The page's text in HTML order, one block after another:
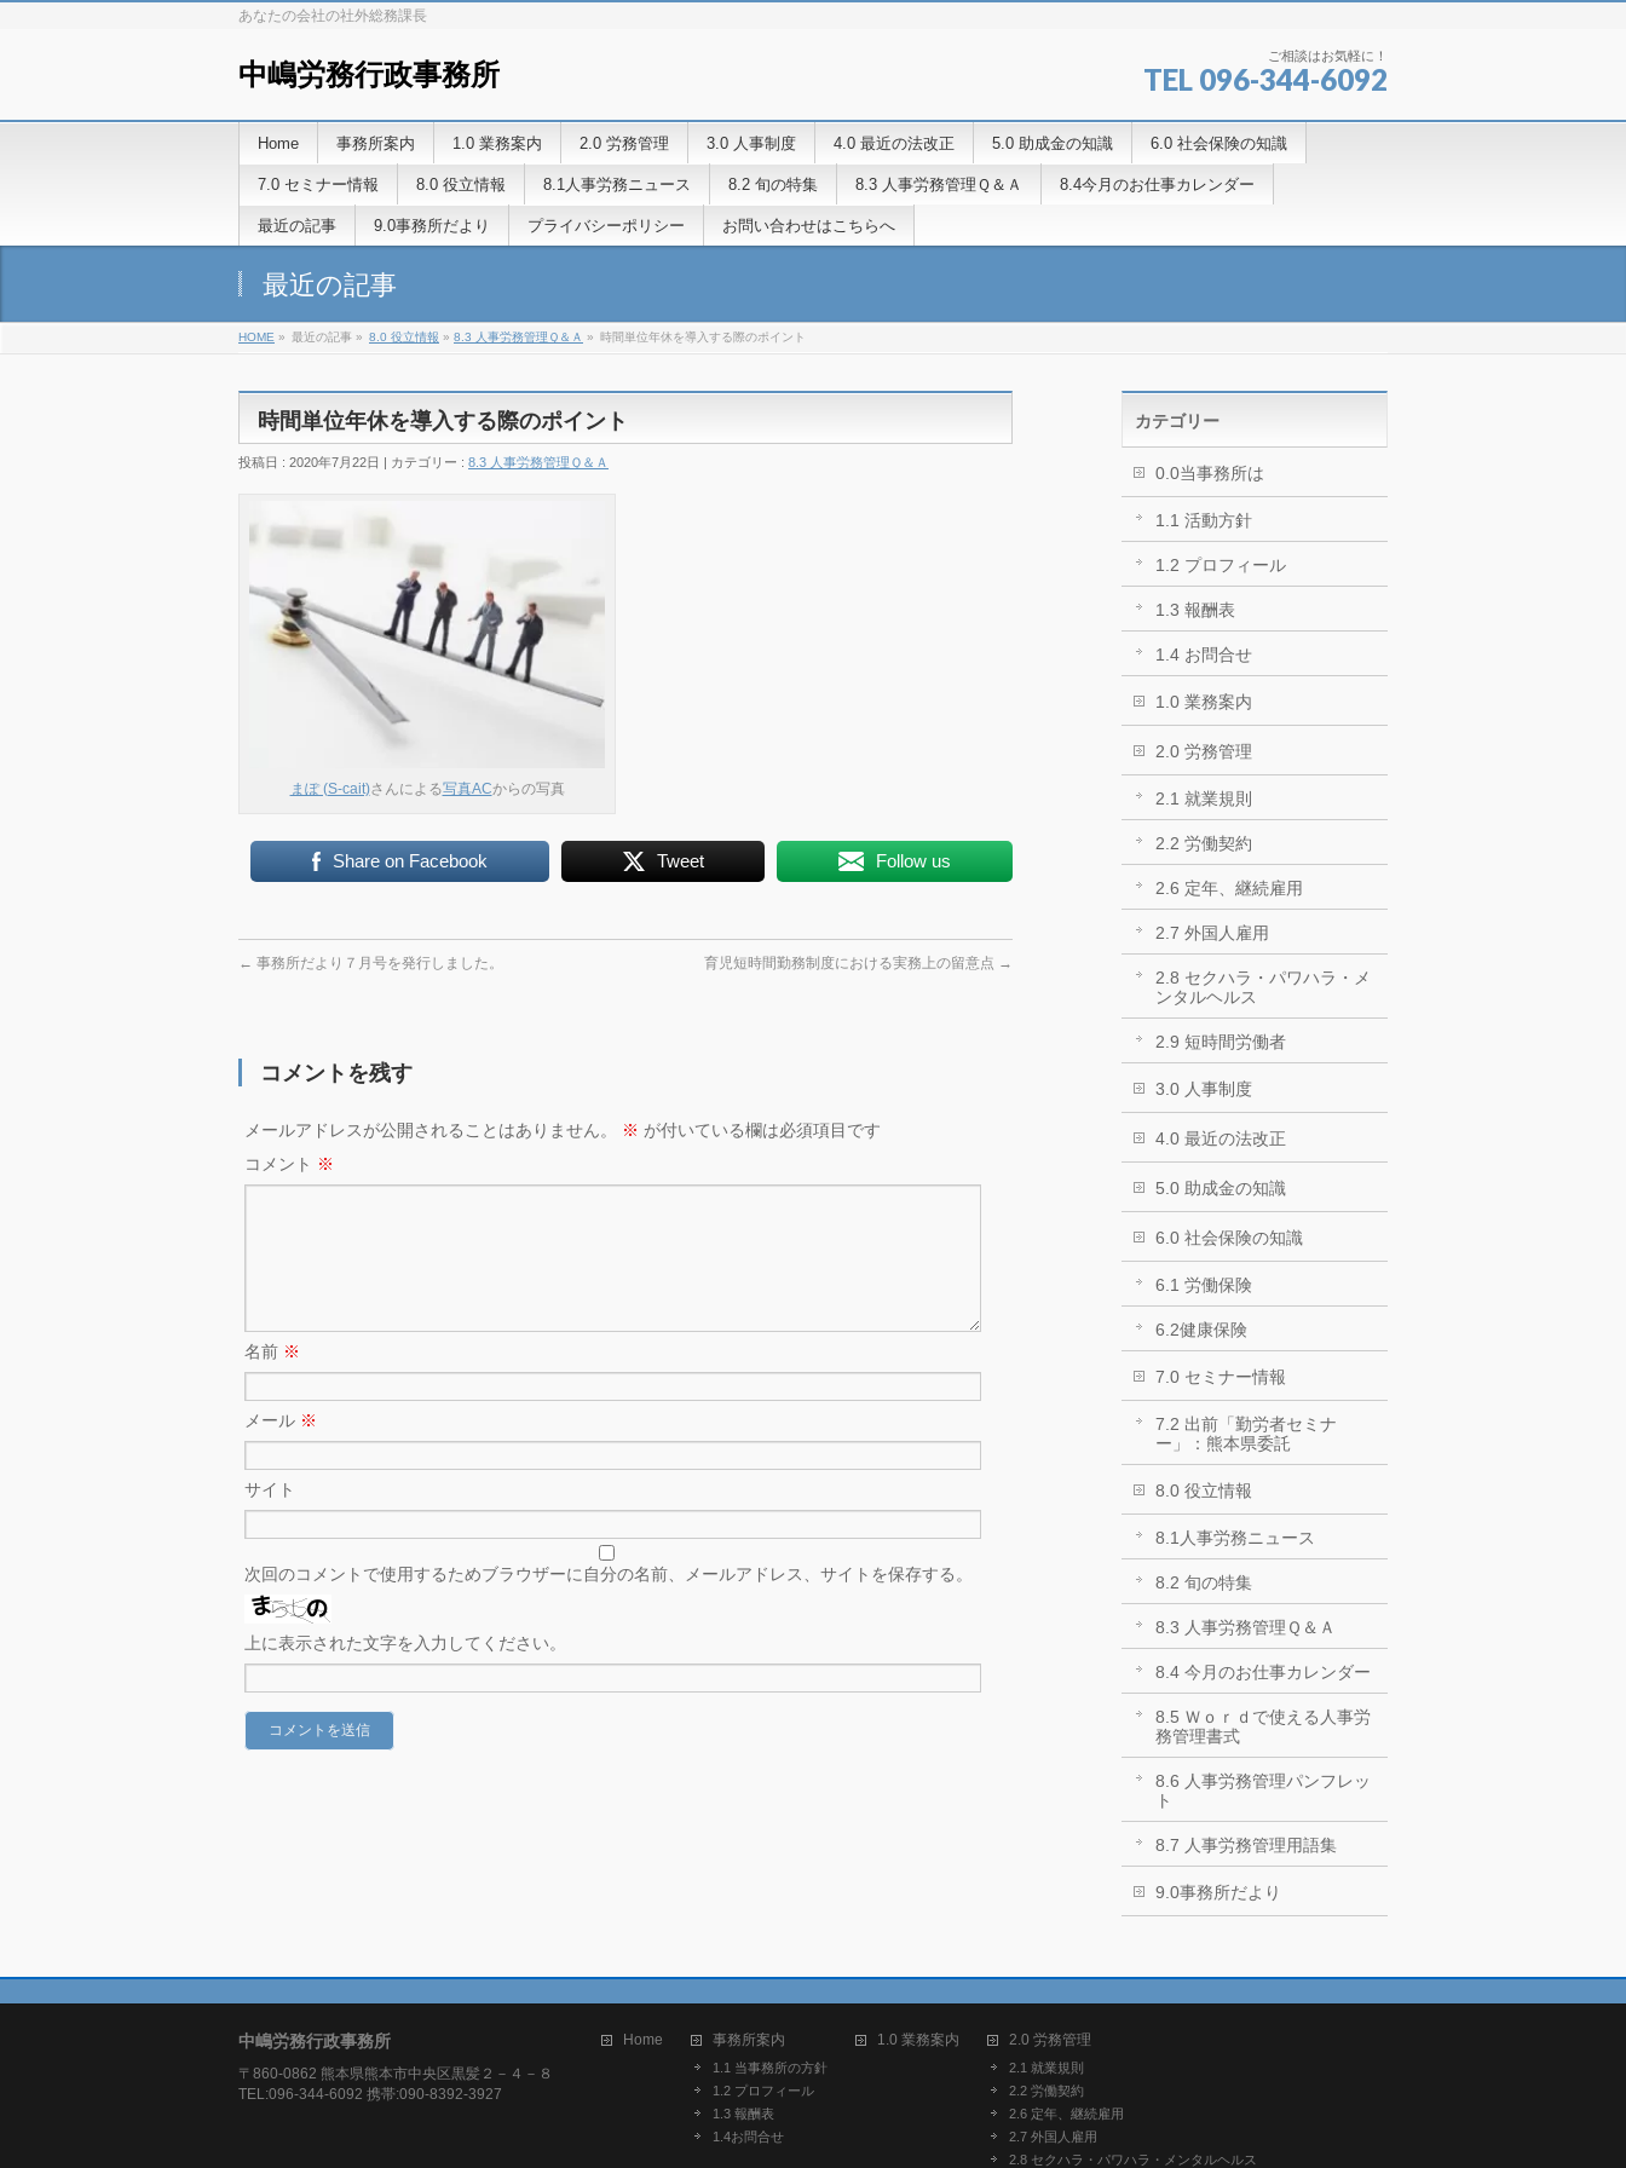
あなたの会社の社外総務課長
中嶋労務行政事務所
ご相談はお気軽に！
TEL 096-344-6092
Home 事務所案内 1.0 業務案内 2.0 労務管理 3.0 人事制度 4.0 最近の法改正 5.0 助成金の知識 6.0 社会保険の知識
7.0 セミナー情報 8.0 役立情報 8.1人事労務ニュース 8.2 旬の特集 8.3 人事労務管理Ｑ＆Ａ 8.4今月のお仕事カレンダー
最近の記事 9.0事務所だより プライバシーポリシー お問い合わせはこちらへ
最近の記事
HOME » 最近の記事 » 8.0 役立情報 » 8.3 人事労務管理Ｑ＆Ａ » 時間単位年休を導入する際のポイント
時間単位年休を導入する際のポイント
投稿日 : 2020年7月22日 | カテゴリー : 8.3 人事労務管理Ｑ＆Ａ
まぽ (S-cait)さんによる写真ACからの写真
Share on Facebook Tweet Follow us
← 事務所だより７月号を発行しました。 育児短時間勤務制度における実務上の留意点 →
コメントを残す
メールアドレスが公開されることはありません。 ※ が付いている欄は必須項目です
コメント ※
名前 ※
メール ※
サイト
次回のコメントで使用するためブラウザーに自分の名前、メールアドレス、サイトを保存する。
上に表示された文字を入力してください。
カテゴリー
0.0当事務所は
1.1 活動方針
1.2 プロフィール
1.3 報酬表
1.4 お問合せ
1.0 業務案内
2.0 労務管理
2.1 就業規則
2.2 労働契約
2.6 定年、継続雇用
2.7 外国人雇用
2.8 セクハラ・パワハラ・メ
ンタルヘルス
2.9 短時間労働者
3.0 人事制度
4.0 最近の法改正
5.0 助成金の知識
6.0 社会保険の知識
6.1 労働保険
6.2健康保険
7.0 セミナー情報
7.2 出前「勤労者セミナ
ー」：熊本県委託
8.0 役立情報
8.1人事労務ニュース
8.2 旬の特集
8.3 人事労務管理Ｑ＆Ａ
8.4 今月のお仕事カレンダー
8.5 Ｗｏｒｄで使える人事労
務管理書式
8.6 人事労務管理パンフレッ
ト
8.7 人事労務管理用語集
9.0事務所だより
中嶋労務行政事務所
〒860-0862 熊本県熊本市中央区黒髪２－４－８
TEL:096-344-6092 携帯:090-8392-3927
Home 事務所案内
1.1 当事務所の方針
1.2 プロフィール
1.3 報酬表
1.4お問合せ
1.0 業務案内 2.0 労務管理
2.1 就業規則
2.2 労働契約
2.6 定年、継続雇用
2.7 外国人雇用
2.8 セクハラ・パワハラ・メンタルヘルス